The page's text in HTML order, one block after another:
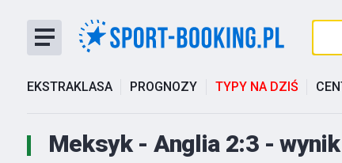
EKSTRAKLASA PROGNOZY TYPY NA DZIŚ
Meksyk - Anglia 2:3 -